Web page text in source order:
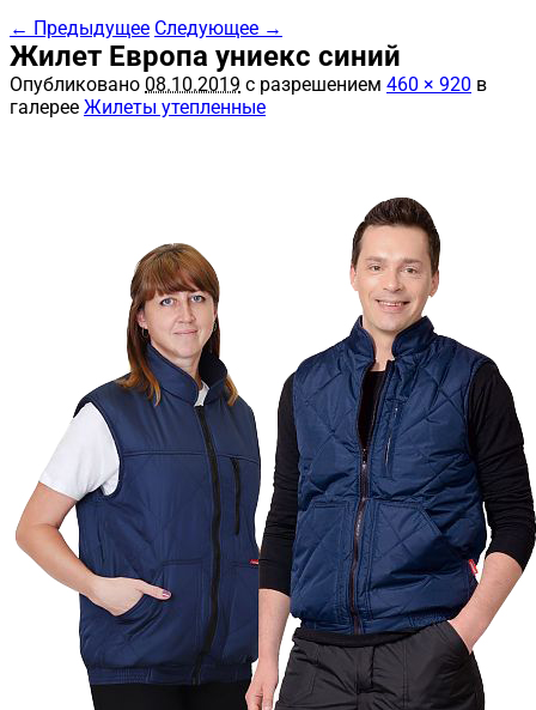
← Предыдущее Следующее →
Жилет Европа униекс синий
Опубликовано 08.10.2019 с разрешением 460 × 920 в
галерее Жилеты утепленные